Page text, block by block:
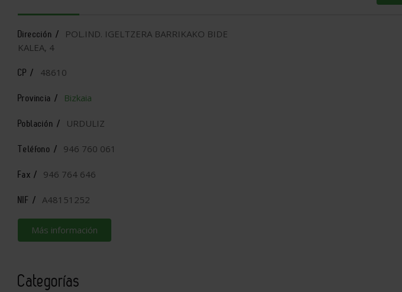
Dirección /
POL.IND. IGELTZERA BARRIKAKO BIDE
KALEA, 4
CP / 48610
Provincia / Bizkaia
Población / URDULIZ
Teléfono / 946 760 061
Fax / 946 764 646
NIF / A48151252
Más información
Categorías